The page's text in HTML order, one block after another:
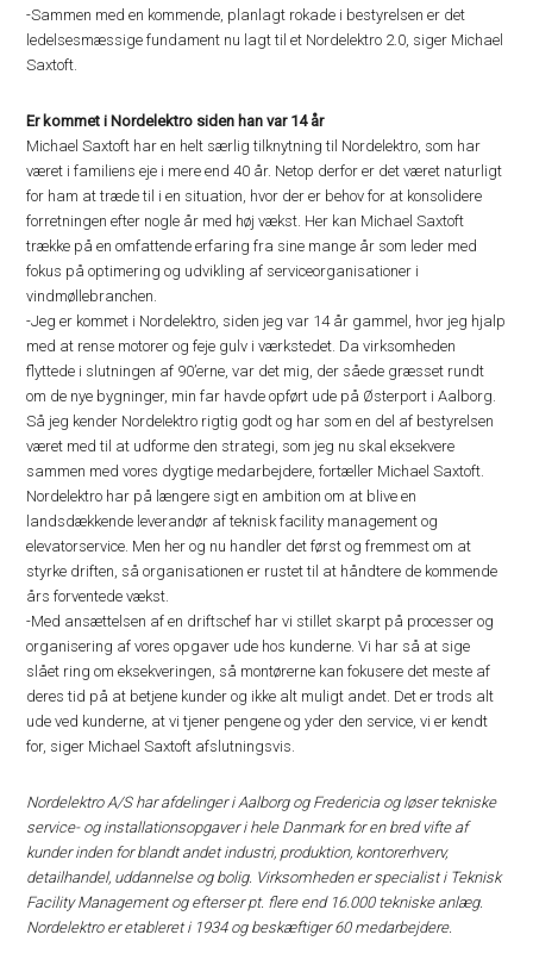
-Sammen med en kommende, planlagt rokade i bestyrelsen er det
ledelsesmæssige fundament nu lagt til et Nordelektro 2.0, siger Michael
Saxtoft.
Er kommet i Nordelektro siden han var 14 år
Michael Saxtoft har en helt særlig tilknytning til Nordelektro, som har
været i familiens eje i mere end 40 år. Netop derfor er det været naturligt
for ham at træde til i en situation, hvor der er behov for at konsolidere
forretningen efter nogle år med høj vækst. Her kan Michael Saxtoft
trække på en omfattende erfaring fra sine mange år som leder med
fokus på optimering og udvikling af serviceorganisationer i
vindmøllebranchen.
-Jeg er kommet i Nordelektro, siden jeg var 14 år gammel, hvor jeg hjalp
med at rense motorer og feje gulv i værkstedet. Da virksomheden
flyttede i slutningen af 90’erne, var det mig, der såede græsset rundt
om de nye bygninger, min far havde opført ude på Østerport i Aalborg.
Så jeg kender Nordelektro rigtig godt og har som en del af bestyrelsen
været med til at udforme den strategi, som jeg nu skal eksekvere
sammen med vores dygtige medarbejdere, fortæller Michael Saxtoft.
Nordelektro har på længere sigt en ambition om at blive en
landsdækkende leverandør af teknisk facility management og
elevatorservice. Men her og nu handler det først og fremmest om at
styrke driften, så organisationen er rustet til at håndtere de kommende
års forventede vækst.
-Med ansættelsen af en driftschef har vi stillet skarpt på processer og
organisering af vores opgaver ude hos kunderne. Vi har så at sige
slået ring om eksekveringen, så montørerne kan fokusere det meste af
deres tid på at betjene kunder og ikke alt muligt andet. Det er trods alt
ude ved kunderne, at vi tjener pengene og yder den service, vi er kendt
for, siger Michael Saxtoft afslutningsvis.
Nordelektro A/S har afdelinger i Aalborg og Fredericia og løser tekniske
service- og installationsopgaver i hele Danmark for en bred vifte af
kunder inden for blandt andet industri, produktion, kontorerhverv,
detailhandel, uddannelse og bolig. Virksomheden er specialist i Teknisk
Facility Management og efterser pt. flere end 16.000 tekniske anlæg.
Nordelektro er etableret i 1934 og beskæftiger 60 medarbejdere.